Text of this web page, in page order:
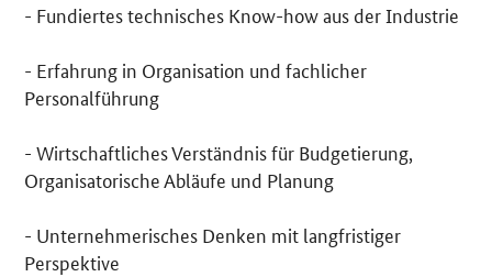
- Fundiertes technisches Know-how aus der Industrie
- Erfahrung in Organisation und fachlicher
Personalführung
- Wirtschaftliches Verständnis für Budgetierung,
Organisatorische Abläufe und Planung
- Unternehmerisches Denken mit langfristiger
Perspektive